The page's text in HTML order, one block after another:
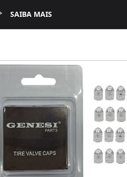
SAIBA MAIS